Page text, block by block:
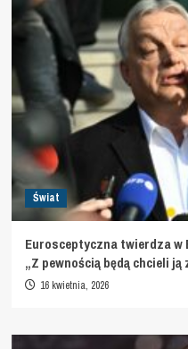
Świat
Eurosceptyczna twierdza
„Z pewnością będą chcieli
16 kwietnia, 2026